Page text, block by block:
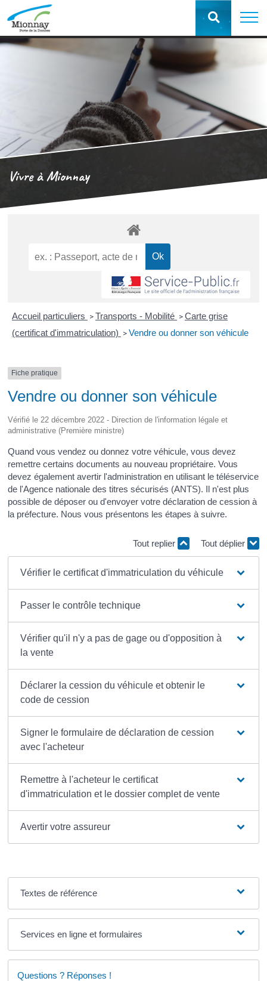
Vivre à Mionnay
Accueil particuliers > Transports - Mobilité > Carte grise
(certificat d'immatriculation) > Vendre ou donner son véhicule
Fiche pratique
Vendre ou donner son véhicule
Vérifié le 22 décembre 2022 - Direction de l'information légale et
administrative (Première ministre)
Quand vous vendez ou donnez votre véhicule, vous devez
remettre certains documents au nouveau propriétaire. Vous
devez également avertir l'administration en utilisant le téléservice
de l'Agence nationale des titres sécurisés (ANTS). Il n'est plus
possible de déposer ou d'envoyer votre déclaration de cession à
la préfecture. Nous vous présentons les étapes à suivre.
Tout replier Tout déplier
Vérifier le certificat d'immatriculation du véhicule
Passer le contrôle technique
Vérifier qu'il n'y a pas de gage ou d'opposition à
la vente
Déclarer la cession du véhicule et obtenir le
code de cession
Signer le formulaire de déclaration de cession
avec l'acheteur
Remettre à l'acheteur le certificat
d'immatriculation et le dossier complet de vente
Avertir votre assureur
Textes de référence
Services en ligne et formulaires
Questions ? Réponses !